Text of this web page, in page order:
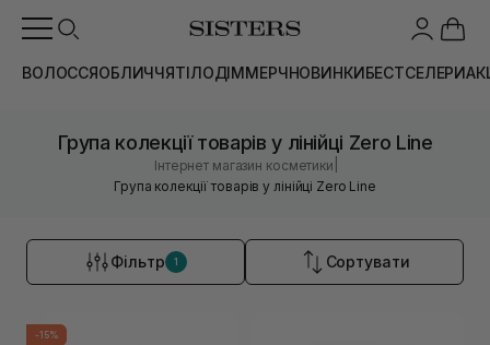
ВОЛОССЯОБЛИЧЧЯТІЛОДІММЕРЧНОВИНКИБЕСТСЕЛЕРИ
Група колекції товарів у лінійці Zero Line
Інтернет магазин косметики
Група колекції товарів у лінійці Zero Line
Фільтр 1 Сортувати
-15%